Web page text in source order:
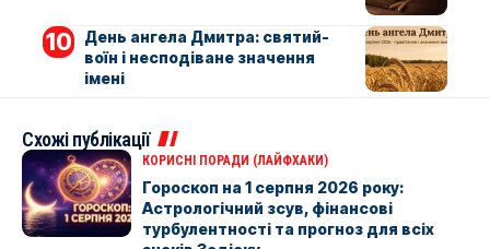
День ангела Дмитра: святий-
воїн і несподіване значення
імені
Схожі публікації
КОРИСНІ ПОРАДИ (ЛАЙФХАКИ)
Гороскоп на 1 серпня 2026 року:
Астрологічний зсув, фінансові
турбулентності та прогноз для всіх